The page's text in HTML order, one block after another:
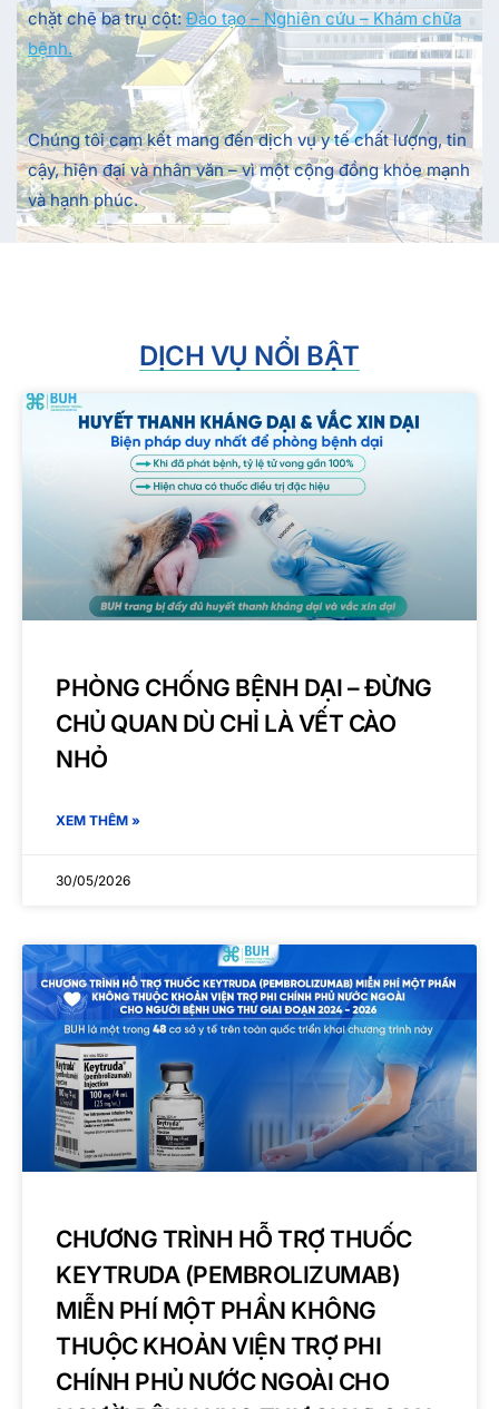
chặt chẽ ba trụ cột: Đào tạo – Nghiên cứu – Khám chữa
bệnh.
Chúng tôi cam kết mang đến dịch vụ y tế chất lượng, tin
cậy, hiện đại và nhân văn – vì một cộng đồng khỏe mạnh
và hạnh phúc.
DỊCH VỤ NỔI BẬT
PHÒNG CHỐNG BỆNH DẠI – ĐỪNG
CHỦ QUAN DÙ CHỈ LÀ VẾT CÀO
NHỎ
XEM THÊM »
30/05/2026
CHƯƠNG TRÌNH HỖ TRỢ THUỐC
KEYTRUDA (PEMBROLIZUMAB)
MIỄN PHÍ MỘT PHẦN KHÔNG
THUỘC KHOẢN VIỆN TRỢ PHI
CHÍNH PHỦ NƯỚC NGOÀI CHO